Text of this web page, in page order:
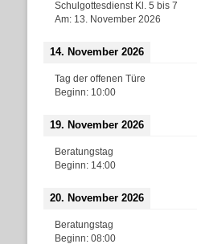
Schulgottesdienst Kl. 5 bis 7
Am: 13. November 2026
14. November 2026
Tag der offenen Türe
Beginn: 10:00
19. November 2026
Beratungstag
Beginn: 14:00
20. November 2026
Beratungstag
Beginn: 08:00